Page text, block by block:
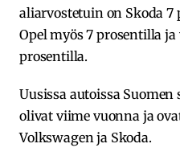
aliarvostetuin on Skoda
Opel myös 7 prosentilla
prosentilla.
Uusissa autoissa
olivat viime vuonna ja
Volkswagen ja Skoda.